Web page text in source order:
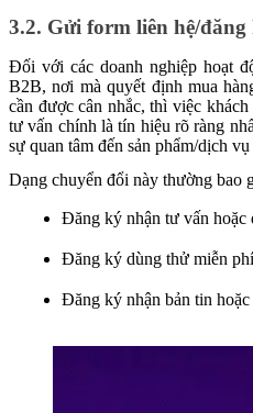
3.2. Gửi form liên hệ/đăng
Đối với các doanh nghiệp hoạt
B2B, nơi mà quyết định mua
cần được cân nhắc, thì việc khách
tư vấn chính là tín hiệu rõ ràng
sự quan tâm đến sản phẩm/dịch
Dạng chuyển đổi này thường bao
Đăng ký nhận tư vấn hoặc
Đăng ký dùng thử miễn
Đăng ký nhận bản tin hoặc